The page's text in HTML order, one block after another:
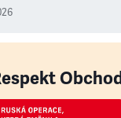
Obchod